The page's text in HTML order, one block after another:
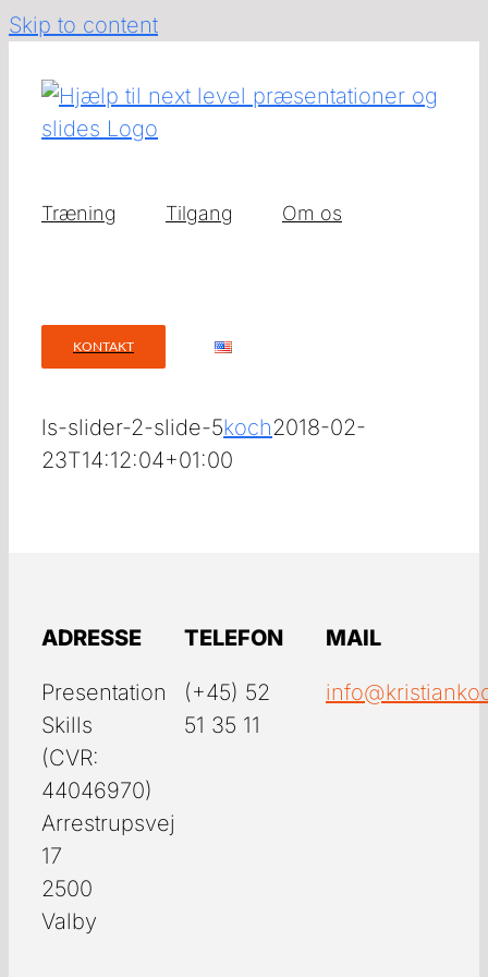
Skip to content
Træning Tilgang Om os
KONTAKT
ls-slider-2-slide-5koch2018-02-
23T14:12:04+01:00
ADRESSE
Presentation
Skills
(CVR:
44046970)
Arrestrupsvej
17
2500
Valby
TELEFON
(+45) 52
51 35 11
MAIL